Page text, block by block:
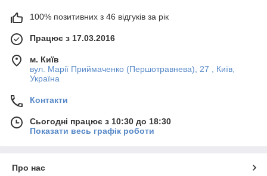
100% позитивних з 46 відгуків за рік
Працює з 17.03.2016
м. Київ
вул. Марії Приймаченко (Першотравнева), 27 , Київ,
Україна
Контакти
Сьогодні працює з 10:30 до 18:30
Показати весь графік роботи
Про нас